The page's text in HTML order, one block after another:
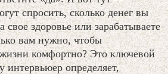
спросить, сколько денег вы
свое здоровье или зарабатываете
вам нужно, чтобы
жизни комфортно? Это ключевой
интервьюер определяет,